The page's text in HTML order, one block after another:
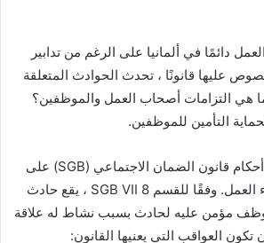
دائمًا في ألمانيا على الرغم من تدابير
عليها قانونًا ، تحدث الحوادث المتعلقة
ما هي التزامات أصحاب العمل والموظفين؟
التأمين للموظفين.
ينص الجزء السابع من أحكام قانون الضمان الاجتماعي (SGB) على
حالات وقوع حادث أثناء العمل. وفقًا للقسم 8 SGB VII ، يقع حادث
مؤمن عليه لحادث بسبب نشاط له علاقة
العواقب التي يعنيها القانون: